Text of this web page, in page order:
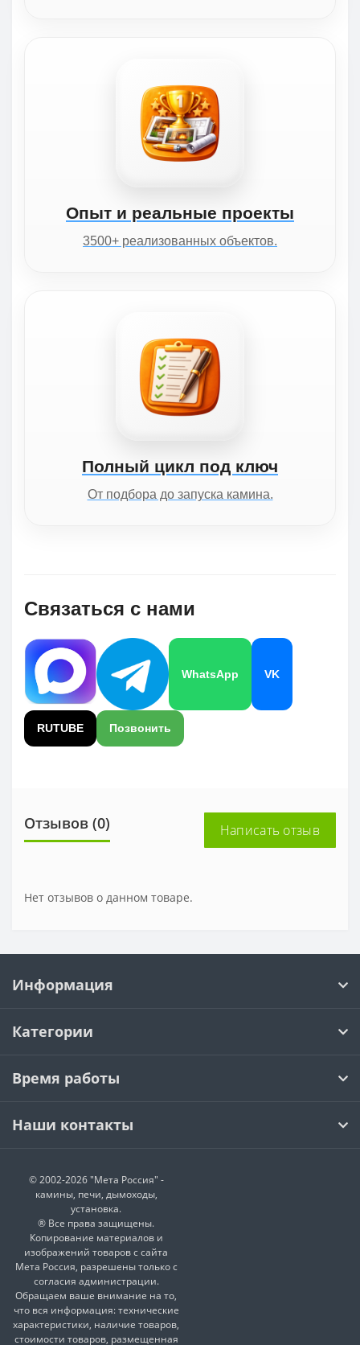
Опыт и реальные проекты
3500+ реализованных объектов.
Полный цикл под ключ
От подбора до запуска камина.
Связаться с нами
WhatsApp VK
RUTUBE Позвонить
Отзывов (0) Написать отзыв
Нет отзывов о данном товаре.
Информация
Категории
Время работы
Наши контакты
© 2002-2026 "Мета Россия" -
камины, печи, дымоходы,
установка.
® Все права защищены.
Копирование материалов и
изображений товаров с сайта
Мета Россия, разрешены только с
согласия администрации.
Обращаем ваше внимание на то,
что вся информация: технические
характеристики, наличие товаров,
стоимости товаров, размещенная